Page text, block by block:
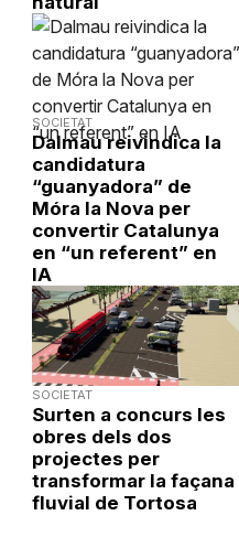
SOCIETAT
Dalmau reivindica la
candidatura
“guanyadora” de
Móra la Nova per
convertir Catalunya
en “un referent” en
IA
SOCIETAT
Surten a concurs les
obres dels dos
projectes per
transformar la façana
fluvial de Tortosa